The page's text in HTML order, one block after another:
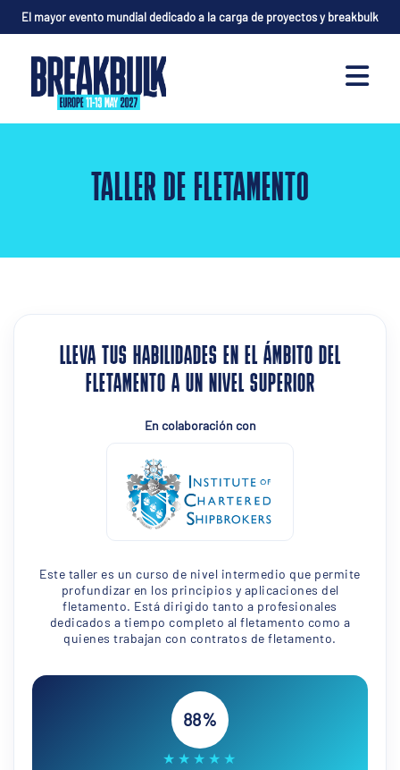
El mayor evento mundial dedicado a la carga de proyectos y breakbulk
TALLER DE FLETAMENTO
LLEVA TUS HABILIDADES EN EL ÁMBITO DEL
FLETAMENTO A UN NIVEL SUPERIOR
En colaboración con
Este taller es un curso de nivel intermedio que permite
profundizar en los principios y aplicaciones del
fletamento. Está dirigido tanto a profesionales
dedicados a tiempo completo al fletamento como a
quienes trabajan con contratos de fletamento.
88%
★★★★★